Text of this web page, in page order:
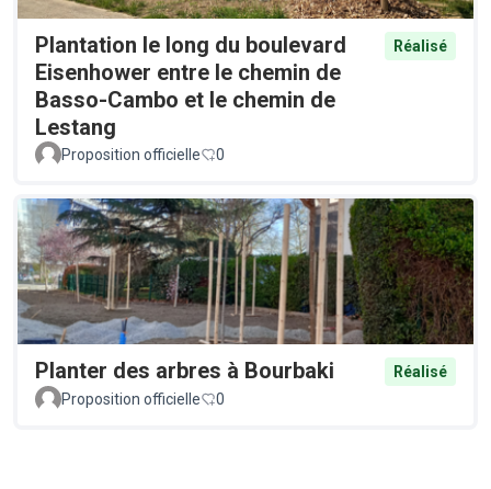
Plantation le long du boulevard
Eisenhower entre le chemin de
Basso-Cambo et le chemin de
Lestang
Réalisé
Proposition officielle 0
Planter des arbres à Bourbaki
Réalisé
Proposition officielle
0